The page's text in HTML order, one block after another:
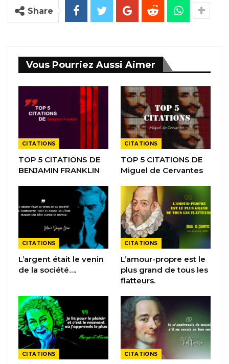
Share
Vous Pourriez Aussi Aimer
CITATIONS
TOP 5 CITATIONS DE
BENJAMIN FRANKLIN
CITATIONS
TOP 5 CITATIONS DE
Miguel de Cervantes
CITATIONS
L’argent était le venin
de la société….
CITATIONS
L’amour-propre est le
plus grand de tous les
flatteurs.
CITATIONS CITATIONS